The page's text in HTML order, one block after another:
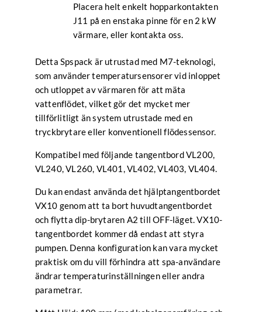
Placera helt enkelt hopparkontakten
J11 på en enstaka pinne för en 2 kW
värmare, eller kontakta oss.
Detta Spspack är utrustad med M7-teknologi,
som använder temperatursensorer vid inloppet
och utloppet av värmaren för att mäta
vattenflödet, vilket gör det mycket mer
tillförlitligt än system utrustade med en
tryckbrytare eller konventionell flödessensor.
Kompatibel med följande tangentbord VL200,
VL240, VL260, VL401, VL402, VL403, VL404.
Du kan endast använda det hjälptangentbordet
VX10 genom att ta bort huvudtangentbordet
och flytta dip-brytaren A2 till OFF-läget. VX10-
tangentbordet kommer då endast att styra
pumpen. Denna konfiguration kan vara mycket
praktisk om du vill förhindra att spa-användare
ändrar temperaturinställningen eller andra
parametrar.